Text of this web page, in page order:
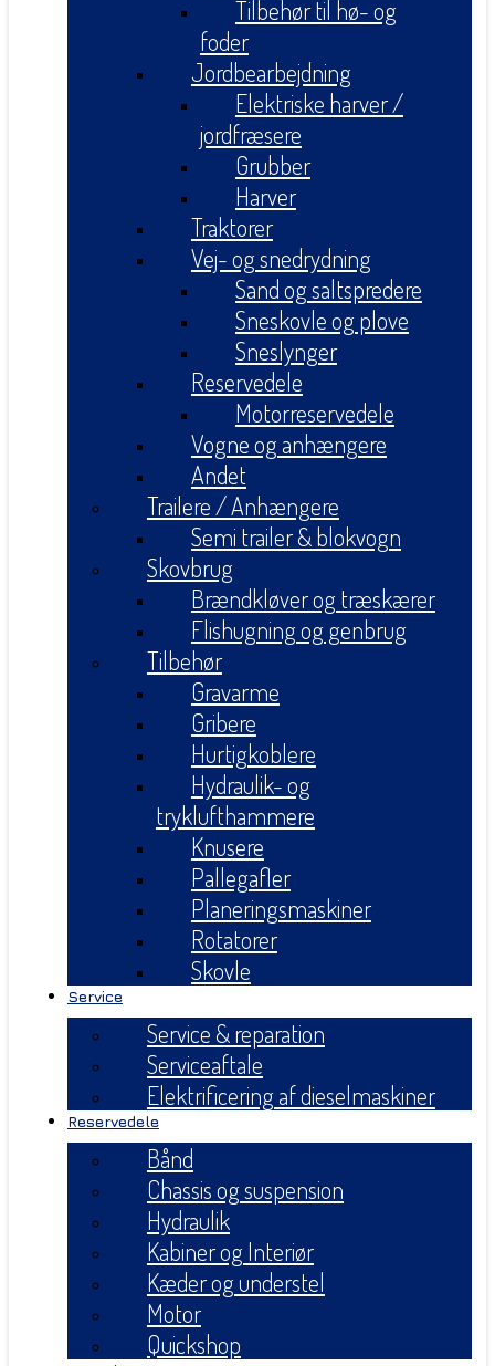
Tilbehør til hø- og
foder
Jordbearbejdning
Elektriske harver /
jordfræsere
Grubber
Harver
Traktorer
Vej- og snedrydning
Sand og saltspredere
Sneskovle og plove
Sneslynger
Reservedele
Motorreservedele
Vogne og anhængere
Andet
Trailere / Anhængere
Semi trailer & blokvogn
Skovbrug
Brændkløver og træskærer
Flishugning og genbrug
Tilbehør
Gravarme
Gribere
Hurtigkoblere
Hydraulik- og
tryklufthammere
Knusere
Pallegafler
Planeringsmaskiner
Rotatorer
Skovle
Service
Service & reparation
Serviceaftale
Elektrificering af dieselmaskiner
Reservedele
Bånd
Chassis og suspension
Hydraulik
Kabiner og Interiør
Kæder og understel
Motor
Quickshop